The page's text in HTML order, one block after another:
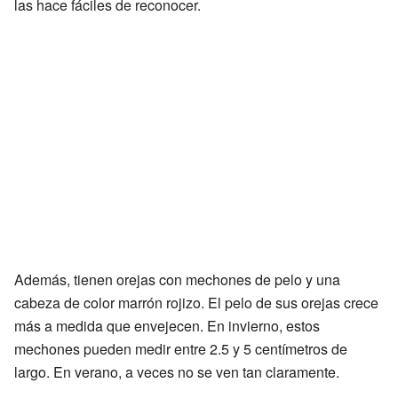
las hace fáciles de reconocer.
Además, tienen orejas con mechones de pelo y una
cabeza de color marrón rojizo. El pelo de sus orejas crece
más a medida que envejecen. En invierno, estos
mechones pueden medir entre 2.5 y 5 centímetros de
largo. En verano, a veces no se ven tan claramente.